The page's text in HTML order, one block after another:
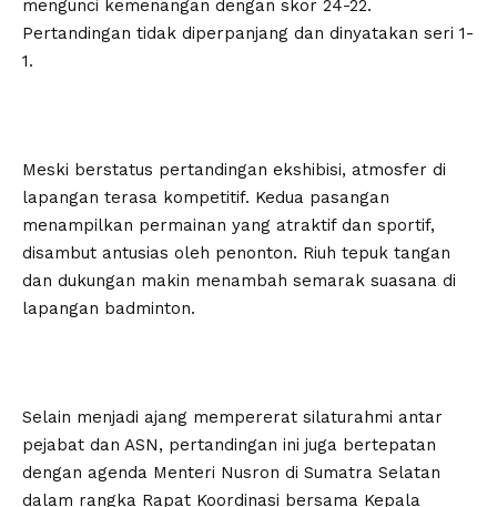
mengunci kemenangan dengan skor 24-22.
Pertandingan tidak diperpanjang dan dinyatakan seri 1-
1.
Meski berstatus pertandingan ekshibisi, atmosfer di
lapangan terasa kompetitif. Kedua pasangan
menampilkan permainan yang atraktif dan sportif,
disambut antusias oleh penonton. Riuh tepuk tangan
dan dukungan makin menambah semarak suasana di
lapangan badminton.
Selain menjadi ajang mempererat silaturahmi antar
pejabat dan ASN, pertandingan ini juga bertepatan
dengan agenda Menteri Nusron di Sumatra Selatan
dalam rangka Rapat Koordinasi bersama Kepala